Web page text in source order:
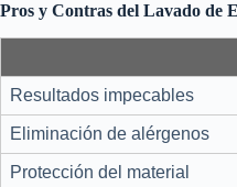
Pros y Contras del Lavado de
Resultados impecables
Eliminación de alérgenos
Protección del material